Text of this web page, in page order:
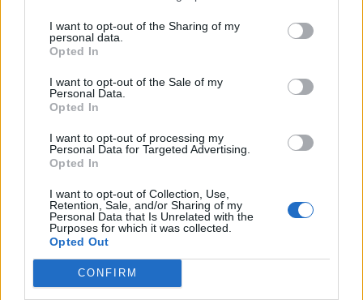
I want to opt-out of the Sharing of my
personal data.
Opted In
I want to opt-out of the Sale of my
Personal Data.
Opted In
I want to opt-out of processing my
Personal Data for Targeted Advertising.
Opted In
I want to opt-out of Collection, Use,
Retention, Sale, and/or Sharing of my
Personal Data that Is Unrelated with the
Purposes for which it was collected.
Opted Out
CONFIRM